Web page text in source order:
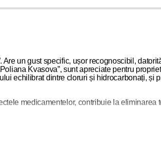
un gust specific, ușor recognoscibil,
Kvasova”, sunt apreciate pentru
echilibrat dintre cloruri și hidrocarbonați, și
medicamentelor, contribuie la eliminarea